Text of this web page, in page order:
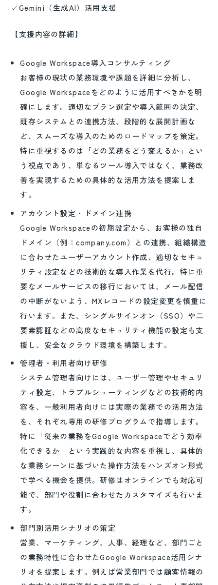
✓Gemini（生成AI）活用支援
【支援内容の詳細】
Google Workspace導入コンサルティング
お客様の現状の業務環境や課題を詳細に分析し、
Google Workspaceをどのように活用すべきかを明
確にします。適切なプラン選定や導入範囲の決定、
既存システムとの連携方法、段階的な展開計画な
ど、スムーズな導入のためのロードマップを策定。
特に重視するのは「どの業務をどう変えるか」とい
う視点であり、単なるツール導入ではなく、業務改
善を実現するための具体的な活用方法を提案しま
す。
アカウント設定・ドメイン連携
Google Workspaceの初期設定から、お客様の独自
ドメイン（例：company.com）との連携、組織構造
に合わせたユーザーアカウント作成、適切なセキュ
リティ設定などの技術的な導入作業を代行。特に重
要なメールサービスの移行においては、メール配信
の中断がないよう、MXレコードの設定変更を慎重に
行います。また、シングルサインオン（SSO）や二
要素認証などの高度なセキュリティ機能の設定も支
援し、安全なクラウド環境を構築します。
管理者・利用者向け研修
システム管理者向けには、ユーザー管理やセキュリ
ティ設定、トラブルシューティングなどの技術的内
容を、一般利用者向けには実際の業務での活用方法
を、それぞれ専用の研修プログラムで指導します。
特に「従来の業務をGoogle Workspaceでどう効率
化できるか」という実践的な内容を重視し、具体的
な業務シーンに基づいた操作方法をハンズオン形式
で学べる機会を提供。研修はオンラインでも対応可
能で、部門や役割に合わせたカスタマイズも行いま
す。
部門別活用シナリオの策定
営業、マーケティング、人事、経理など、部門ごと
の業務特性に合わせたGoogle Workspace活用シナ
リオを提案します。例えば営業部門では顧客情報の